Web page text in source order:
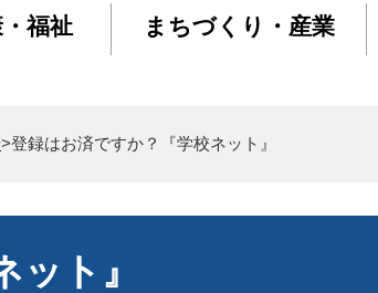
福祉 まちづくり・産業
>登録はお済ですか？『学校ネット』
ト』